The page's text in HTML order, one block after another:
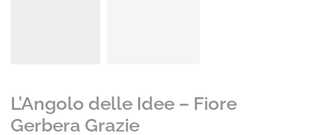
L’Angolo delle Idee – Fiore
Gerbera Grazie